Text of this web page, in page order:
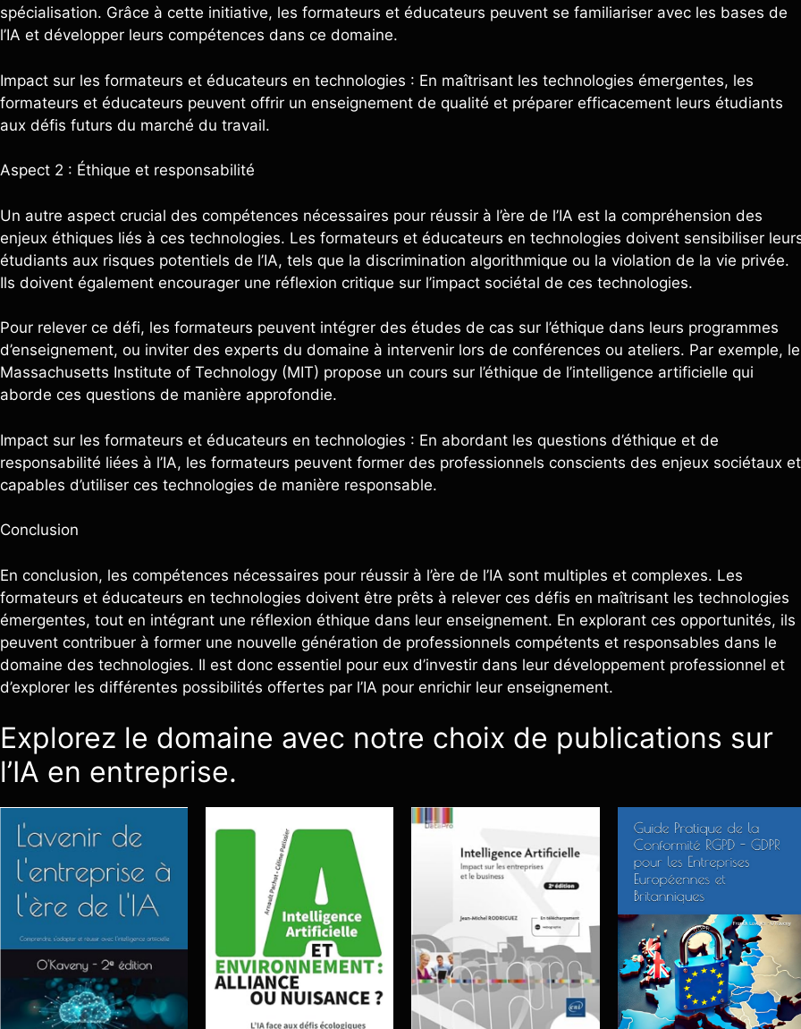
spécialisation. Grâce à cette initiative, les formateurs et éducateurs peuvent se familiariser avec les bases de
l’IA et développer leurs compétences dans ce domaine.
Impact sur les formateurs et éducateurs en technologies : En maîtrisant les technologies émergentes, les
formateurs et éducateurs peuvent offrir un enseignement de qualité et préparer efficacement leurs étudiants
aux défis futurs du marché du travail.
Aspect 2 : Éthique et responsabilité
Un autre aspect crucial des compétences nécessaires pour réussir à l’ère de l’IA est la compréhension des
enjeux éthiques liés à ces technologies. Les formateurs et éducateurs en technologies doivent sensibiliser
étudiants aux risques potentiels de l’IA, tels que la discrimination algorithmique ou la violation de la vie privée.
Ils doivent également encourager une réflexion critique sur l’impact sociétal de ces technologies.
Pour relever ce défi, les formateurs peuvent intégrer des études de cas sur l’éthique dans leurs programmes
d’enseignement, ou inviter des experts du domaine à intervenir lors de conférences ou ateliers. Par exemple, le
Massachusetts Institute of Technology (MIT) propose un cours sur l’éthique de l’intelligence artificielle qui
aborde ces questions de manière approfondie.
Impact sur les formateurs et éducateurs en technologies : En abordant les questions d’éthique et de
responsabilité liées à l’IA, les formateurs peuvent former des professionnels conscients des enjeux sociétaux et
capables d’utiliser ces technologies de manière responsable.
Conclusion
En conclusion, les compétences nécessaires pour réussir à l’ère de l’IA sont multiples et complexes. Les
formateurs et éducateurs en technologies doivent être prêts à relever ces défis en maîtrisant les technologies
émergentes, tout en intégrant une réflexion éthique dans leur enseignement. En explorant ces opportunités, ils
peuvent contribuer à former une nouvelle génération de professionnels compétents et responsables dans le
domaine des technologies. Il est donc essentiel pour eux d’investir dans leur développement professionnel et
d’explorer les différentes possibilités offertes par l’IA pour enrichir leur enseignement.
Explorez le domaine avec notre choix de publications sur
l’IA en entreprise.